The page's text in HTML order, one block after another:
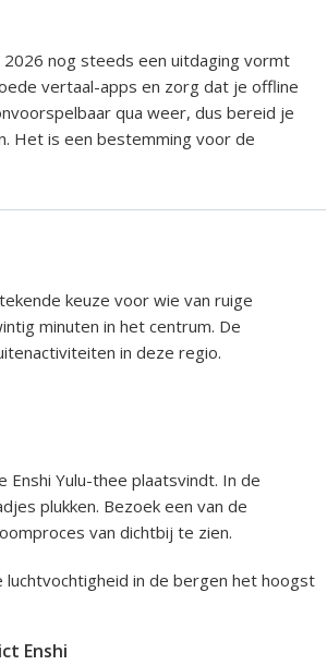
2026 nog steeds een uitdaging vormt
vertaal-apps en zorg dat je offline
qua weer, dus bereid je
Het is een bestemming voor de
keuze voor wie van ruige
minuten in het centrum. De
in deze regio.
Yulu-thee plaatsvindt. In de
plukken. Bezoek een van de
van dichtbij te zien.
luchtvochtigheid in de bergen het hoogst
Enshi